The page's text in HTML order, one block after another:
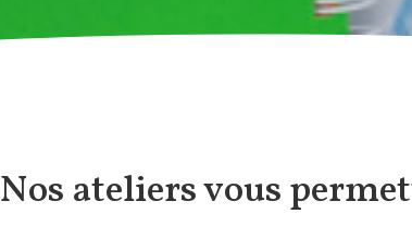
Nos ateliers vous